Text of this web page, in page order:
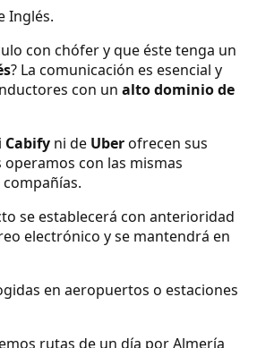
Inglés.
con chófer y que éste tenga un
? La comunicación es esencial y
con un alto dominio de
Cabify ni de Uberofrecen sus
con las mismas
se establecerá con anterioridad
electrónico y se mantendrá en
en aeropuertos o estaciones
rutas de un día por Almería